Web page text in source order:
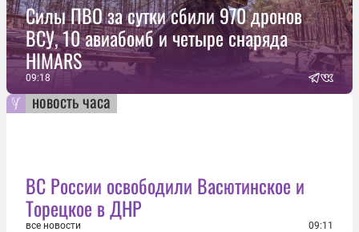
Силы ПВО за сутки сбили 970 дронов
ВСУ, 10 авиабомб и четыре снаряда
HIMARS
09:18
новость часа
ВС России освободили Васютинское и
Торецкое в ДНР
все новости 09:11